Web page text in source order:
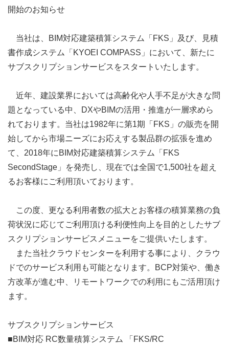
開始のお知らせ
当社は、BIM対応建築積算システム「FKS」及び、見積
書作成システム「KYOEI COMPASS」において、新たに
サブスクリプションサービスをスタートいたします。
近年、建設業界においては高齢化や人手不足が大きな問
題となっている中、DXやBIMの活用・推進が一層求めら
れております。当社は1982年に第1期「FKS」の販売を開
始してから市場ニーズにお応えする製品群の拡張を進め
て、2018年にBIM対応建築積算システム「FKS
SecondStage」を発売し、現在では全国で1,500社を超え
るお客様にご利用頂いております。
この度、更なる利用者数の拡大とお客様の積算業務の負
荷状況に応じてご利用頂ける利便性向上を目的としたサブ
スクリプションサービスメニューをご提供いたします。
また当社クラウドセンターを利用する事により、クラウ
ドでのサービス利用も可能となります。BCP対策や、働き
方改革が進む中、リモートワークでの利用にもご活用頂け
ます。
サブスクリプションサービス
■BIM対応 RC数量積算システム 「FKS/RC